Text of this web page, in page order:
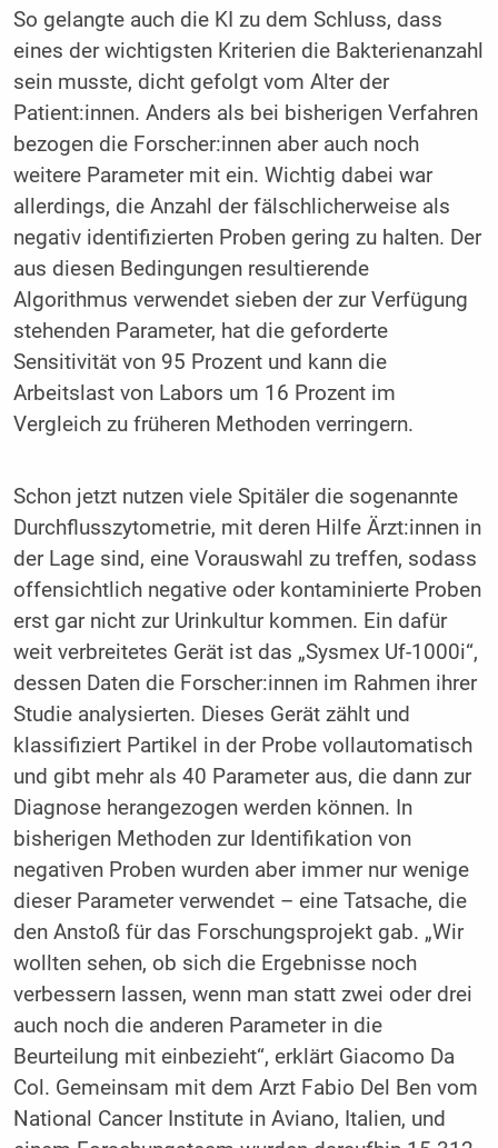
So gelangte auch die KI zu dem Schluss, dass
eines der wichtigsten Kriterien die Bakterienanzahl
sein musste, dicht gefolgt vom Alter der
Patient:innen. Anders als bei bisherigen Verfahren
bezogen die Forscher:innen aber auch noch
weitere Parameter mit ein. Wichtig dabei war
allerdings, die Anzahl der fälschlicherweise als
negativ identifizierten Proben gering zu halten. Der
aus diesen Bedingungen resultierende
Algorithmus verwendet sieben der zur Verfügung
stehenden Parameter, hat die geforderte
Sensitivität von 95 Prozent und kann die
Arbeitslast von Labors um 16 Prozent im
Vergleich zu früheren Methoden verringern.
Schon jetzt nutzen viele Spitäler die sogenannte
Durchflusszytometrie, mit deren Hilfe Ärzt:innen in
der Lage sind, eine Vorauswahl zu treffen, sodass
offensichtlich negative oder kontaminierte Proben
erst gar nicht zur Urinkultur kommen. Ein dafür
weit verbreitetes Gerät ist das „Sysmex Uf-1000i“,
dessen Daten die Forscher:innen im Rahmen ihrer
Studie analysierten. Dieses Gerät zählt und
klassifiziert Partikel in der Probe vollautomatisch
und gibt mehr als 40 Parameter aus, die dann zur
Diagnose herangezogen werden können. In
bisherigen Methoden zur Identifikation von
negativen Proben wurden aber immer nur wenige
dieser Parameter verwendet – eine Tatsache, die
den Anstoß für das Forschungsprojekt gab. „Wir
wollten sehen, ob sich die Ergebnisse noch
verbessern lassen, wenn man statt zwei oder drei
auch noch die anderen Parameter in die
Beurteilung mit einbezieht“, erklärt Giacomo Da
Col. Gemeinsam mit dem Arzt Fabio Del Ben vom
National Cancer Institute in Aviano, Italien, und